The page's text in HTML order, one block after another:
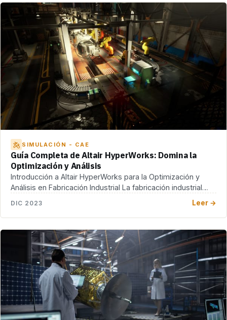
SIMULACIÓN - CAE
Guía Completa de Altair HyperWorks: Domina la
Optimización y Análisis
Introducción a Altair HyperWorks para la Optimización y
Análisis en Fabricación Industrial La fabricación industrial
DIC 2023 Leer →